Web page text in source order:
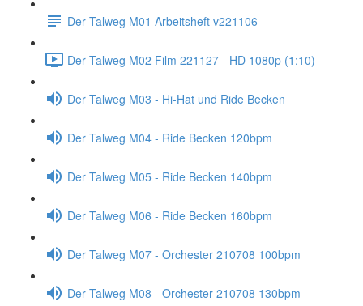
Der Talweg M01 Arbeitsheft v221106
Der Talweg M02 Film 221127 - HD 1080p (1:10)
Der Talweg M03 - Hi-Hat und Ride Becken
Der Talweg M04 - Ride Becken 120bpm
Der Talweg M05 - Ride Becken 140bpm
Der Talweg M06 - Ride Becken 160bpm
Der Talweg M07 - Orchester 210708 100bpm
Der Talweg M08 - Orchester 210708 130bpm